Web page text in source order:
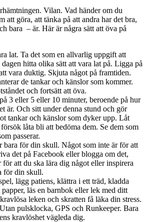
Vilan. Vad händer om du
att göra, att tänka på att andra har det bra,
bara – är. Här är några sätt att öva på
lat. Ta det som en allvarlig uppgift att
hitta olika sätt att vara lat på. Ligga på
vara duktig. Skjuta något på framtiden.
de tankar och känslor som kommer.
och fortsätt att öva.
3 eller 5 eller 10 minuter, beroende på hur
är. Och sitt under denna stund och gör
tankar och känslor som dyker upp. Låt
låta bli att bedöma dem. Se dem som
passerar.
bara för din skull. Något som inte är för att
det på Facebook eller blogga om det,
för att du ska lära dig något eller inspirera
för din skull.
lägg patiens, klättra i ett träd, kladda
läs en barnbok eller lek med ditt
leken och skratten få läka din stress.
pulsklocka, GPS och Runkeeper. Bara
kravlöshet vägleda dig.